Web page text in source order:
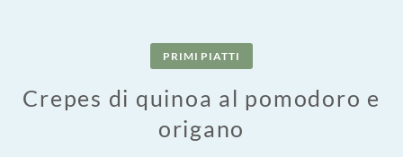
PRIMI PIATTI
Crepes di quinoa al pomodoro e
origano